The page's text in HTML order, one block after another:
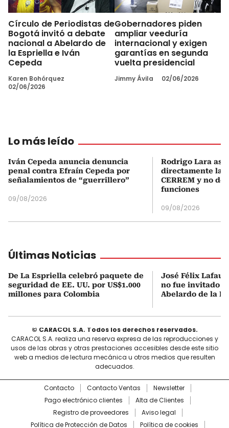
Círculo de Periodistas de
Bogotá invitó a debate
nacional a Abelardo de
la Espriella e Iván
Cepeda
Karen Bohórquez
02/06/2026
Gobernadores piden
ampliar veeduría
internacional y exigen
garantías en segunda
vuelta presidencial
Jimmy Ávila 02/06/2026
Lo más leído
Iván Cepeda anuncia denuncia
penal contra Efraín Cepeda por
señalamientos de “guerrillero”
09/08/2026
Rodrigo Lara
directamente la
CERREM y no
funciones
09/08/2026
Últimas Noticias
De La Espriella celebró paquete de
seguridad de EE. UU. por US$1.000
millones para Colombia
José Félix
no fue invitado a
Abelardo de la
© CARACOL S.A. Todos los derechos reservados.
CARACOL S.A. realiza una reserva expresa de las reproducciones y
usos de las obras y otras prestaciones accesibles desde este sitio
web a medios de lectura mecánica u otros medios que resulten
adecuados.
Contacto Contacto Ventas
Newsletter
Pago electrónico clientes
Alta de Clientes
Registro de proveedores
Aviso legal
Política de Protección de Datos
Política de cookies